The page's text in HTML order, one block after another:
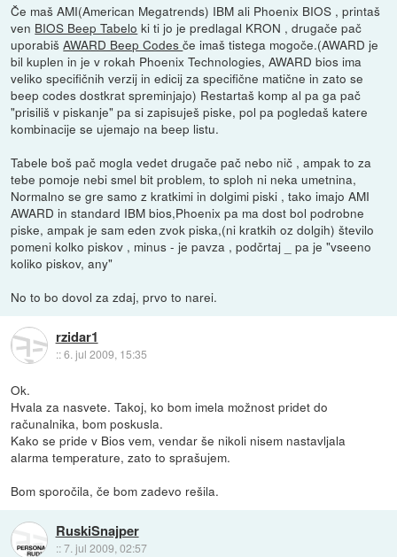
Če maš AMI(American Megatrends) IBM ali Phoenix BIOS , printaš
ven BIOS Beep Tabelo ki ti jo je predlagal KRON , drugače pač
uporabišAWARD Beep Codesče imaš tistega mogoče.(AWARD je
bil kuplen in je v rokah Phoenix Technologies, AWARD bios ima
veliko specifičnih verzij in edicij za specifične matične in zato se
beep codes dostkrat spreminjajo) Restartaš komp al pa ga pač
"prisiliš v piskanje" pa si zapisuješ piske, pol pa pogledaš katere
kombinacije se ujemajo na beep listu.
Tabele boš pač mogla vedet drugače pač nebo nič , ampak to za
tebe pomoje nebi smel bit problem, to sploh ni neka umetnina,
Normalno se gre samo z kratkimi in dolgimi piski , tako imajo AMI
AWARD in standard IBM bios,Phoenix pa ma dost bol podrobne
piske, ampak je sam eden zvok piska,(ni kratkih oz dolgih) število
pomeni kolko piskov , minus - je pavza , podčrtaj _ pa je "vseeno
koliko piskov, any"
No to bo dovol za zdaj, prvo to narei.
rzidar1
::6. jul 2009, 15:35
Ok.
Hvala za nasvete. Takoj, ko bom imela možnost pridet do
računalnika, bom poskusla.
Kako se pride v Bios vem, vendar še nikoli nisem nastavljala
alarma temperature, zato to sprašujem.
Bom sporočila, če bom zadevo rešila.
RuskiSnajper
::7. jul 2009, 02:57